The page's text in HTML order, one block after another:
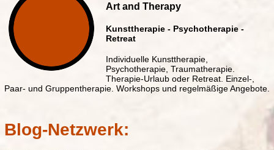
Art and Therapy
Kunsttherapie - Psychotherapie -
Retreat
Individuelle Kunsttherapie,
Psychotherapie, Traumatherapie.
Therapie-Urlaub oder Retreat. Einzel-,
Paar- und Gruppentherapie. Workshops und regelmäßige Angebote.
Blog-Netzwerk:
TELEFON-SPRECHSTUNDE
sa 10-12:00 h
Ich freue mich auf Sie!